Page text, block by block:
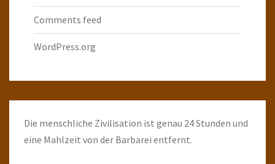
Comments feed
WordPress.org
Die menschliche Zivilisation ist genau 24 Stunden und
eine Mahlzeit von der Barbarei entfernt.